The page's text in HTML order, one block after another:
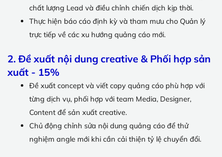
chất lượng Lead và điều chỉnh chiến dịch kịp thời.
Thực hiện báo cáo định kỳ và tham mưu cho Quản lý
trực tiếp về các xu hướng quảng cáo mới.
2. Đề xuất nội dung creative & Phối hợp sản
xuất - 15%
Đề xuất concept và viết copy quảng cáo phù hợp với
từng dịch vụ, phối hợp với team Media, Designer,
Content để sản xuất creative.
Chủ động chỉnh sửa nội dung quảng cáo để thử
nghiệm angle mới khi cần cải thiện tỷ lệ chuyển đổi.